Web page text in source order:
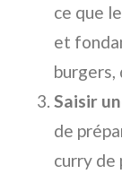
ce que
et
burgers,
Saisir
de
curry de